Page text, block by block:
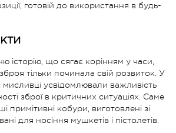
готовій до використання в будь-
історію, що сягає корінням у часи,
тільки починала свій розвиток. У
мисливці усвідомлювали важливість
зброї в критичних ситуаціях. Саме
примітивні кобури, виготовлені зі
для носіння мушкетів і пістолетів.